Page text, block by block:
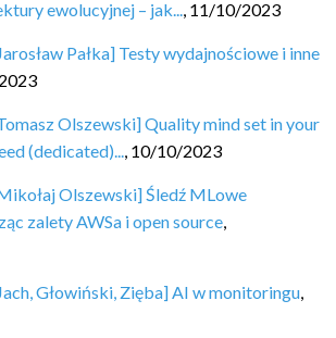
ewolucyjnej – jak..., 11/10/2023
Pałka] Testy wydajnościowe i inne
Olszewski] Quality mind set in your
(dedicated)..., 10/10/2023
Olszewski] Śledź MLowe
zalety AWSa i open source,
Głowiński, Zięba] AI w monitoringu,